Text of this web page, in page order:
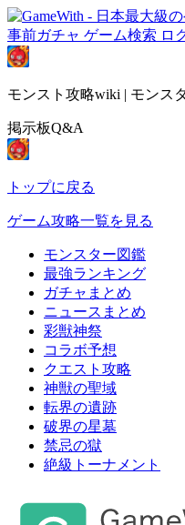
事前ガチャ ゲーム検索 ロ
モンスト攻略wiki | モンス
掲示板Q&A
トップに戻る
ゲーム攻略一覧を見る
モンスター図鑑
最強ランキング
ガチャまとめ
ニュースまとめ
彩獣神祭
コラボ予想
クエスト攻略
神獣の聖域
転界の遺跡
破界の星墓
禁忌の獄
絶級トーナメント